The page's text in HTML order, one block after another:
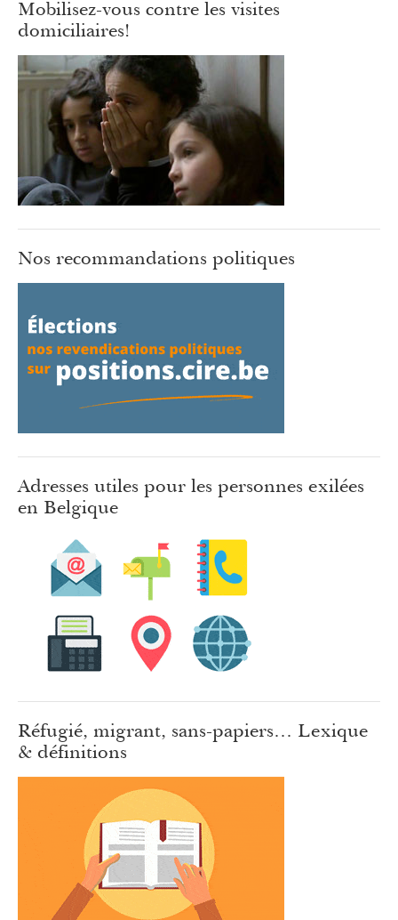
Mobilisez-vous contre les visites
domiciliaires!
Nos recommandations politiques
Adresses utiles pour les personnes exilées
en Belgique
Réfugié, migrant, sans-papiers… Lexique
& définitions